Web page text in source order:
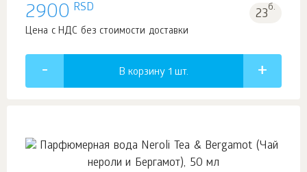
2900 RSD 23б.
Цена с НДС без стоимости доставки
В корзину 1 шт.